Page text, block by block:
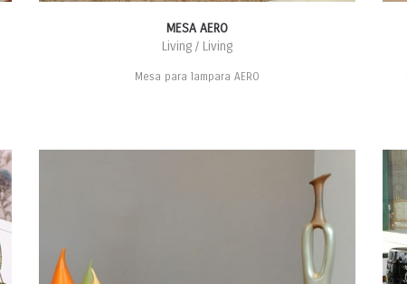
MESA AERO
Living / Living
Mesa para lampara AERO